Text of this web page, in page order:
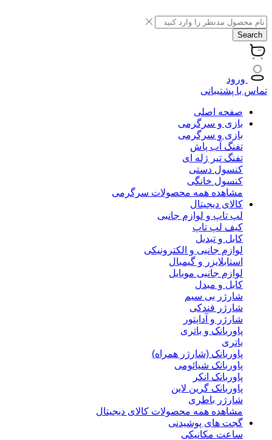
Search
ورود
تماس با پشتیبانی
صفحه اصلی
بازی و سرگرمی
بازی و سرگرمی
تفنگ آب پاش
تفنگ تیر ژله ای
کنسول دستی
کنسول خانگی
مشاهده همه محصولات سرگرمی
کالای دیجیتال
لپ تاپ و لوازم جانبی
کیف لپ تاپ
کابل و تبدیل
لوازم جانبی و الکترونیکی
استابلایزر و گیمبال
لوازم جانبی موبایل
کابل و مبدل
شارژر بی سیم
شارژر فندکی
شارژر و آداپتور
پاوربانک و باتری
باتری
پاوربانک (شارژر همراه)
پاوربانک شیائومی
پاوربانک انکر
پاوربانک گرین لاین
شارژر باطری
مشاهده همه محصولات کالای دیجیتال
گجت های پوشیدنی
ساعت مکانیکی